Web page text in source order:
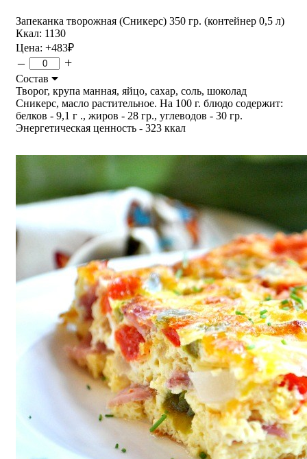
Запеканка творожная (Сникерс) 350 гр. (контейнер 0,5 л)
Ккал: 1130
Цена: +483₽
– +
Состав
Творог, крупа манная, яйцо, сахар, соль, шоколад
Сникерс, масло растительное. На 100 г. блюдо содержит:
белков - 9,1 г ., жиров - 28 гр., углеводов - 30 гр.
Энергетическая ценность - 323 ккал